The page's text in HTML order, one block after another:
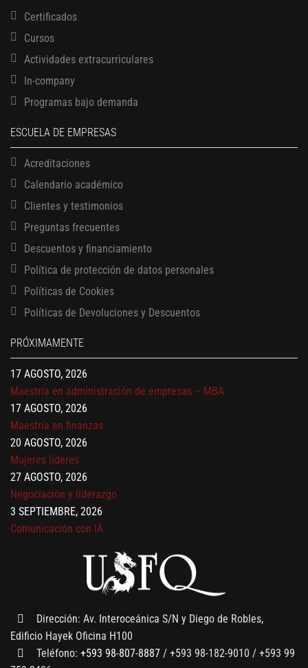
Certificados
Cursos
Actividades extracurriculares
In-company
Programas bajo demanda
ESCUELA DE EMPRESAS
Acreditaciones
Calendario académico
Clientes y testimonios
Preguntas frecuentes
Descuentos y financiamiento
Política de protección de datos personales
Políticas de Cookies
Políticas de Devoluciones y Descuentos
PRÓXIMAMENTE
13 AGOSTO, 2026
Finanzas para no financieros
Gerencia de empresas familiares
17 AGOSTO, 2026
Maestría en administración de empresas – MBA
17 AGOSTO, 2026
Maestría en finanzas
20 AGOSTO, 2026
Mujeres líderes
27 AGOSTO, 2026
Negociación y liderazgo
3 SEPTIEMBRE, 2026
Comunicación con IA
7 SEPTIEMBRE, 2026
Finanzas para no financieros
Dirección: Av. Interoceánica S/N y Diego de Robles,
Edificio Hayek Oficina H100
Teléfono: +593 98-807-8887 / +593 98-182-9010 / +593 99